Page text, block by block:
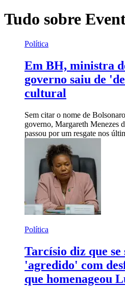
Tudo sobre
Política
Em BH, ministra
governo saiu de
cultural
Sem citar o nome de
governo, Margareth Menezes
passou por um resgate nos
Política
Tarcísio diz que se
'agredido' com
que homenageou